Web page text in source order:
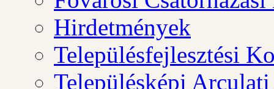
Hirdetmények
Településfejlesztési
Településképi